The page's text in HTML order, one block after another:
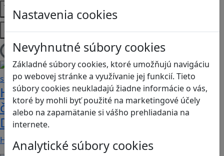
Nastavenia cookies
Nevyhnutné súbory cookies
Základné súbory cookies, ktoré umožňujú navigáciu
po webovej stránke a využívanie jej funkcií. Tieto
súbory cookies neukladajú žiadne informácie o vás,
ktoré by mohli byť použité na marketingové účely
alebo na zapamätanie si vášho prehliadania na
internete.
Analytické súbory cookies
Témy
Platformy
Načítam blogy
Heritage Quest AR: Vráťte sa do
časov, keď Rímska ríša siahala až po
Dunaj
Heritage Quest AR je mobilná hra, ktorá ponúka…